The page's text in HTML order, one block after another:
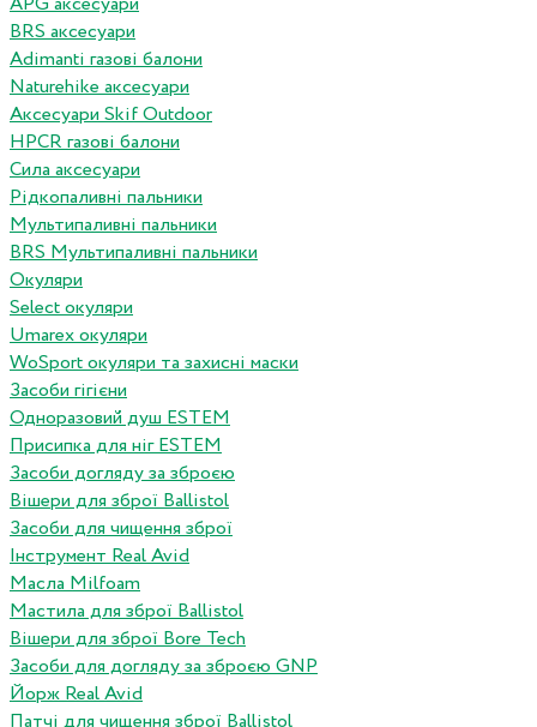
BRS аксесуари
Adimanti газові балони
Naturehike аксесуари
Аксесуари Skif Outdoor
HPCR газові балони
Сила аксесуари
Рідкопаливні пальники
Мультипаливні пальники
BRS Мультипаливні пальники
Окуляри
Select окуляри
Umarex окуляри
WoSport окуляри та захисні маски
Засоби гігієни
Одноразовий душ ESTEM
Присипка для ніг ESTEM
Засоби догляду за зброєю
Вішери для зброї Ballistol
Засоби для чищення зброї
Інструмент Real Avid
Масла Milfoam
Мастила для зброї Ballistol
Вішери для зброї Bore Tech
Засоби для догляду за зброєю GNP
Йорж Real Avid